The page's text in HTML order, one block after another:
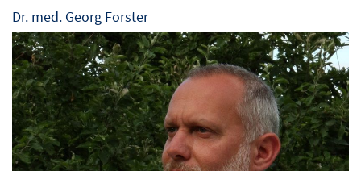
Dr. med. Georg Forster